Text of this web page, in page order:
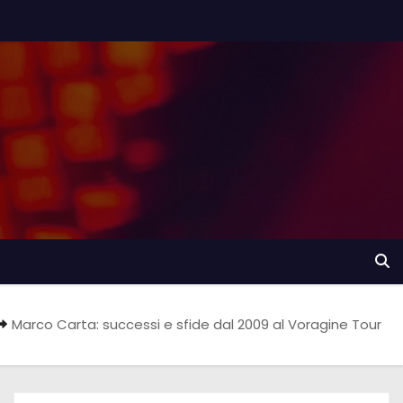
Marco Carta: successi e sfide dal 2009 al Voragine Tour